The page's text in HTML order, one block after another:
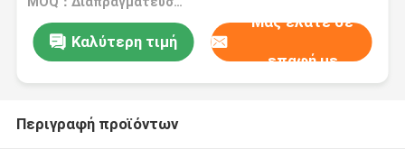
Καλύτερη τιμή
Μας ελάτε σε
επαφή με
Περιγραφή προϊόντων